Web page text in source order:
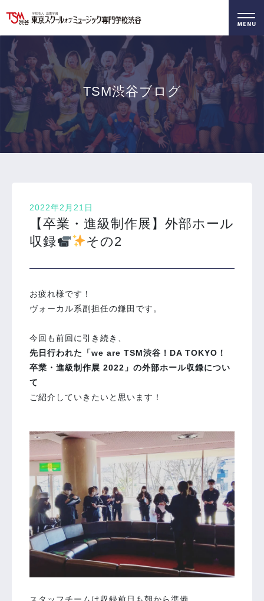
学科・専攻 資料請求 オープンキャンパス
TSM渋谷ブログ
2022年2月21日
【卒業・進級制作展】外部ホール
収録
その2
お疲れ様です！
ヴォーカル系副担任の鎌田です。
今回も前回に引き続き、
先日行われた「we are TSM渋谷！DA TOKYO！
卒業・進級制作展 2022」の外部ホール収録につい
て
ご紹介していきたいと思います！